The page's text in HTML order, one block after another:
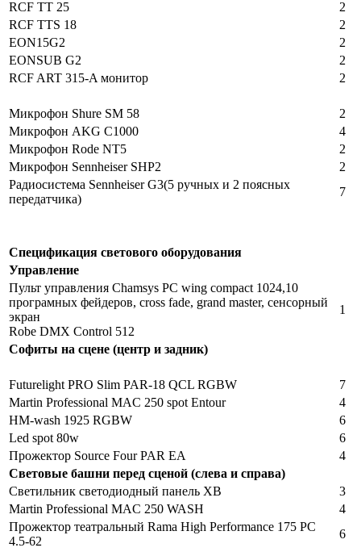
RCF TT 25
2
RCF TTS 18
2
EON15G2
2
EONSUB G2
2
RCF ART 315-A монитор
2
Микрофон Shure SM 58
2
Микрофон AKG C1000
4
Микрофон Rode NT5
2
Микрофон Sennheiser SHP2
2
Радиосистема Sennheiser G3(5 ручных и 2 поясных
передатчика)
7
Спецификация светового оборудования
Управление
Пульт управления Chamsys PC wing compact 1024,10
програмных фейдеров, cross fade, grand master, сенсорный
экран
Robe DMX Control 512
1
Софиты на сцене (центр и задник)
Futurelight PRO Slim PAR-18 QCL RGBW
7
Martin Professional MAC 250 spot Entour
4
HM-wash 1925 RGBW
6
Led spot 80w
6
Прожектор Source Four PAR EA
4
Световые башни перед сценой (слева и справа)
Светильник светодиодный панель ХВ
3
Martin Professional MAC 250 WASH
4
Прожектор театральный Rama High Performance 175 PC
4.5-62
6